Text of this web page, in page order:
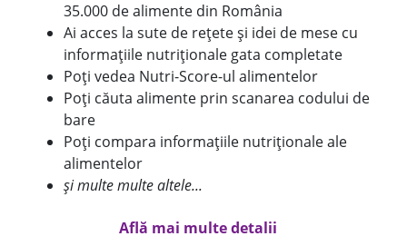
35.000 de alimente din România
Ai acces la sute de rețete și idei de mese cu
informațiile nutriționale gata completate
Poți vedea Nutri-Score-ul alimentelor
Poți căuta alimente prin scanarea codului de
bare
Poți compara informațiile nutriționale ale
alimentelor
și multe multe altele...
Află mai multe detalii